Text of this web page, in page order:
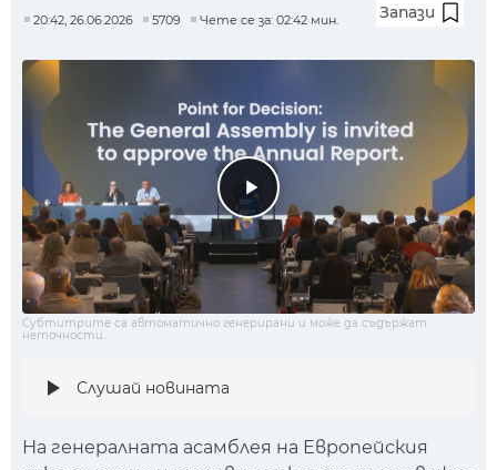
20:42, 26.06.2026 5709 Чете се за: 02:42 мин. Запази
Субтитрите са автоматично генерирани и може да съдържат
неточности.
Слушай новината
На генералната асамблея на Европейския